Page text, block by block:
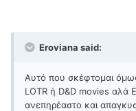
Eroviana said:
Αυτό που σκέφτομαι
LOTR ή D&D movies αλά
ανεπηρέαστο και